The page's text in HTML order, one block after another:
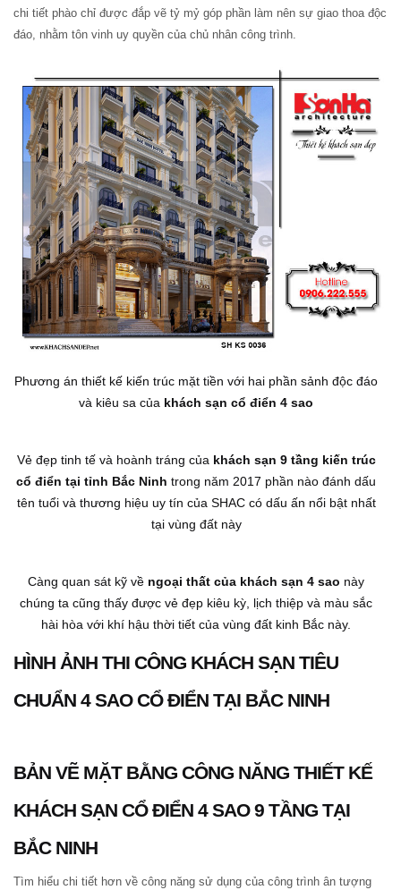
chi tiết phào chỉ được đắp vẽ tỷ mỷ góp phần làm nên sự giao thoa độc
đáo, nhằm tôn vinh uy quyền của chủ nhân công trình.
Phương án thiết kế kiến trúc mặt tiền với hai phần sảnh độc đáo
và kiêu sa của khách sạn cổ điển 4 sao
Vẻ đẹp tinh tế và hoành tráng của khách sạn 9 tầng kiến trúc
cổ điển tại tỉnh Bắc Ninh trong năm 2017 phần nào đánh dấu
tên tuổi và thương hiệu uy tín của SHAC có dấu ấn nổi bật nhất
tại vùng đất này
Càng quan sát kỹ về ngoại thất của khách sạn 4 sao này
chúng ta cũng thấy được vẻ đẹp kiêu kỳ, lịch thiệp và màu sắc
hài hòa với khí hậu thời tiết của vùng đất kinh Bắc này.
HÌNH ẢNH THI CÔNG KHÁCH SẠN TIÊU
CHUẨN 4 SAO CỔ ĐIỂN TẠI BẮC NINH
BẢN VẼ MẶT BẰNG CÔNG NĂNG THIẾT KẾ
KHÁCH SẠN CỔ ĐIỂN 4 SAO 9 TẦNG TẠI
BẮC NINH
Tìm hiểu chi tiết hơn về công năng sử dụng của công trình ân tượng